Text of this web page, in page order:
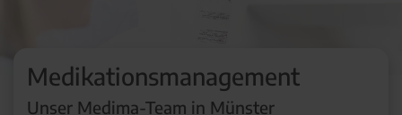
Medikationsmanagement
Unser Medima-Team in Münster